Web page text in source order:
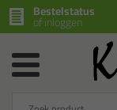
Bestelstatus
of inloggen